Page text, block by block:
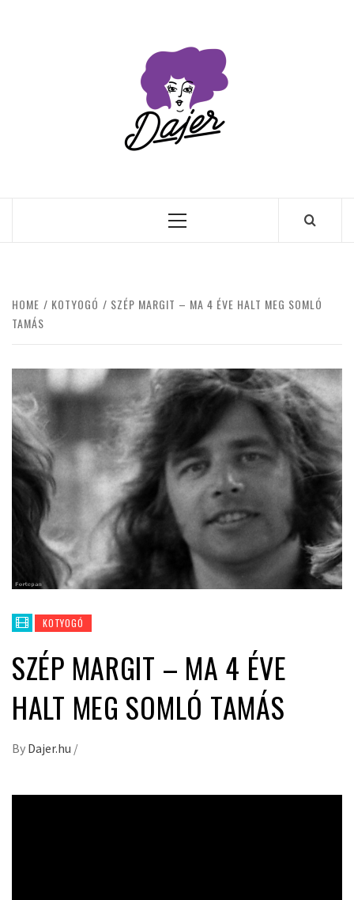
Primary
HOME KOTYOGÓ
SZÉP MARGIT – MA 4 ÉVE HALT MEG SOMLÓ
TAMÁS
KOTYOGÓ
SZÉP MARGIT – MA 4 ÉVE
HALT MEG SOMLÓ TAMÁS
By Dajer.hu /